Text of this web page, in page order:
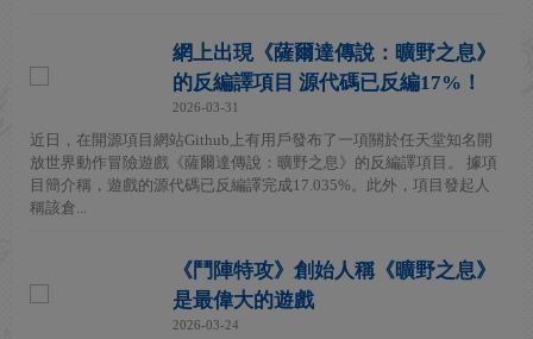
網上出現《薩爾達傳說：曠野之息》
的反編譯項目 源代碼已反編17%！
2026-03-31
近日，在開源項目網站Github上有用戶發布了一項關於任天堂知名開
放世界動作冒險遊戲《薩爾達傳說：曠野之息》的反編譯項目。 據項
目簡介稱，遊戲的源代碼已反編譯完成17.035%。此外，項目發起人
稱該倉...
《鬥陣特攻》創始人稱《曠野之息》
是最偉大的遊戲
2026-03-24